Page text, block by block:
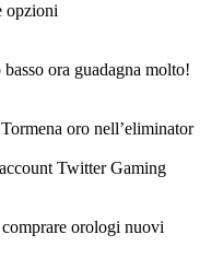
opzioni
ora guadagna molto!
oro nell’eliminator
Twitter Gaming
orologi nuovi